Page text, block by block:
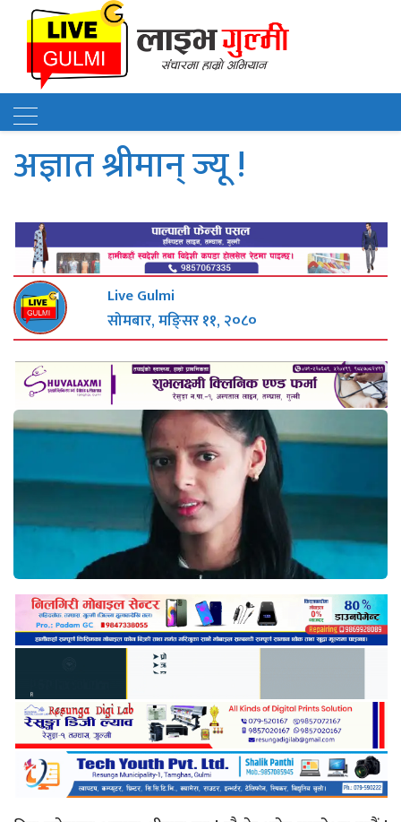
अज्ञात श्रीमान् ज्यू !
Live Gulmi
सोमबार, मङि्सर ११, २०८०